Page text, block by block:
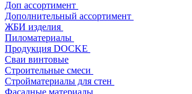
Доп ассортимент
Дополнительный ассортимент
ЖБИ изделия
Пиломатериалы
Продукция DOCKE
Сваи винтовые
Строительные смеси
Стройматериалы для стен
Фасадные материалы